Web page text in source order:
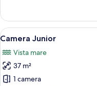
mare
parziale
Premier,
terrazzo,
vista
parziale
Apri
tutte
le
foto
per
6
Camera Junior
Vista mare
37 m²
1 camera